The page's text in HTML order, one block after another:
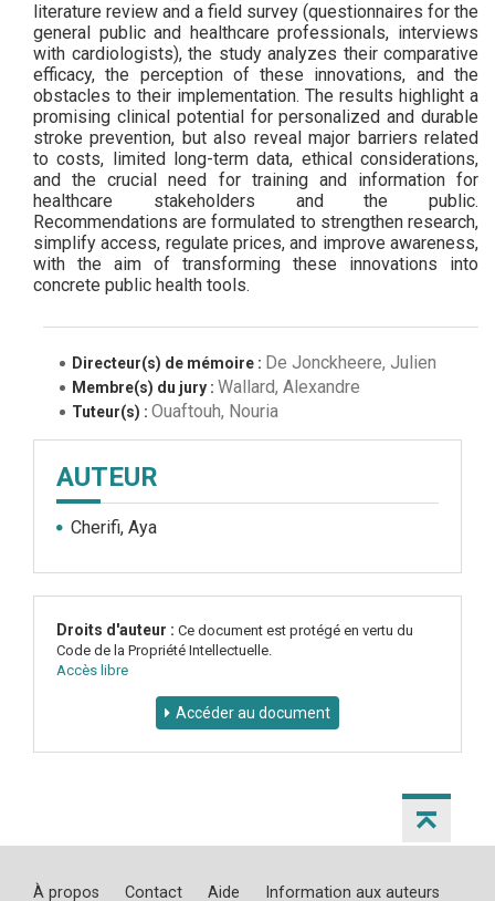
literature review and a field survey (questionnaires for the
general public and healthcare professionals, interviews
with cardiologists), the study analyzes their comparative
efficacy, the perception of these innovations, and the
obstacles to their implementation. The results highlight a
promising clinical potential for personalized and durable
stroke prevention, but also reveal major barriers related
to costs, limited long-term data, ethical considerations,
and the crucial need for training and information for
healthcare stakeholders and the public.
Recommendations are formulated to strengthen research,
simplify access, regulate prices, and improve awareness,
with the aim of transforming these innovations into
concrete public health tools.
Directeur(s) de mémoire : De Jonckheere, Julien
Membre(s) du jury : Wallard, Alexandre
Tuteur(s) : Ouaftouh, Nouria
AUTEUR
Cherifi, Aya
Droits d'auteur : Ce document est protégé en vertu du
Code de la Propriété Intellectuelle.
Accès libre
Accéder au document
À propos Contact Aide Information aux auteurs